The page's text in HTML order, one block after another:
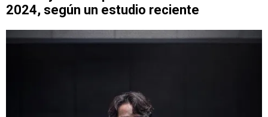
2024, según un estudio reciente